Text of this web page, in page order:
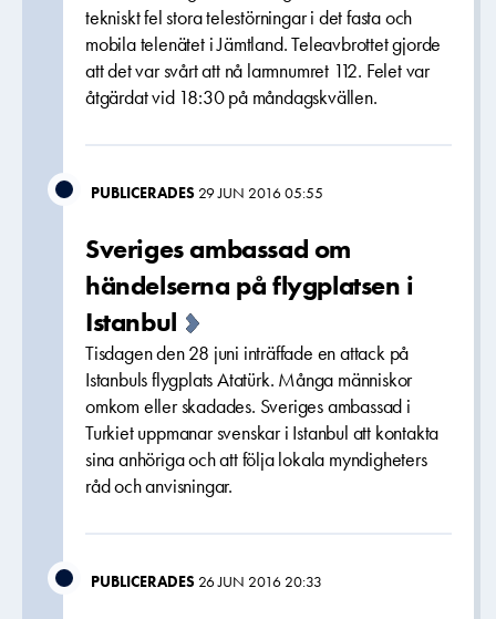
tekniskt fel stora telestörningar i det fasta och
mobila telenätet i Jämtland. Teleavbrottet gjorde
att det var svårt att nå larmnumret 112. Felet var
åtgärdat vid 18:30 på måndagskvällen.
PUBLICERADES 29 JUN 2016 05:55
Sveriges ambassad om
händelserna på flygplatsen i
Istanbul
Tisdagen den 28 juni inträffade en attack på
Istanbuls flygplats Atatürk. Många människor
omkom eller skadades. Sveriges ambassad i
Turkiet uppmanar svenskar i Istanbul att kontakta
sina anhöriga och att följa lokala myndigheters
råd och anvisningar.
PUBLICERADES 26 JUN 2016 20:33